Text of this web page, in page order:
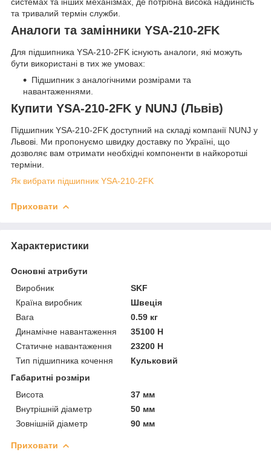
та тривалий термін служби.
Аналоги та замінники YSA-210-2FK
Для підшипника YSA-210-2FK існують аналоги, які можуть
бути використані в тих же умовах:
Підшипник з аналогічними розмірами та
навантаженнями.
Купити YSA-210-2FK у NUNJ (Львів)
Підшипник YSA-210-2FK доступний на складі компанії NUNJ у
Львові. Ми пропонуємо швидку доставку по Україні, що
дозволяє вам отримати необхідні компоненти в найкоротші
терміни.
Як вибрати підшипник YSA-210-2FK
Приховати
Характеристики
Основні атрибути
Виробник
SKF
Країна виробник
Швеція
Вага
0.59 кг
Динамічне навантаження
35100 Н
Статичне навантаження
23200 Н
Тип підшипника кочення
Кульковий
Габаритні розміри
Висота
37 мм
Внутрішній діаметр
50 мм
Зовнішній діаметр
90 мм
Приховати